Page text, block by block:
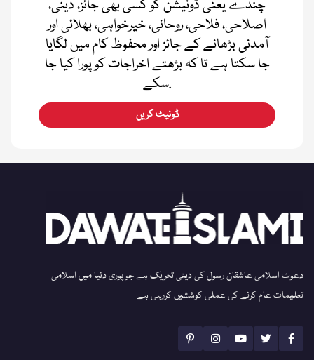
چندے یعنی ڈونیشن کو کسی بھی جائز، دینی،
اصلاحی، فلاحی، روحانی، خیرخواہی، بھلائی اور
آمدنی بڑھانے کے جائز اور محفوظ کام میں لگایا
جا سکتا ہے تا کہ بڑھتے اخراجات کو پورا کیا جا
سکے.
ڈونیٹ کریں
دعوت اسلامی عاشقان رسول کی دینی تحریک ہے جو پوری دنیا میں اسلامی
تعلیمات عام کرنے کی عملی کوششیں کررہی ہے